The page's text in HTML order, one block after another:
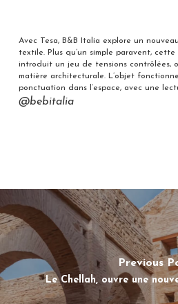
Avec Tesa, B&B Italia explore un
textile. Plus qu’un simple paravent,
introduit un jeu de tensions contrôlées,
matière architecturale. L’objet
ponctuation dans l’espace, avec une
@bebitalia
Previous
Le Chellah, ouvre une